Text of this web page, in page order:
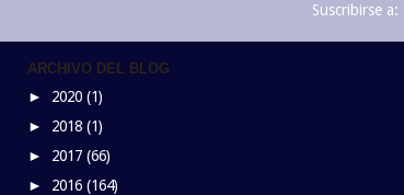
Suscribirse a:
ARCHIVO DEL BLOG
► 2020 (1)
► 2018 (1)
► 2017 (66)
► 2016 (164)